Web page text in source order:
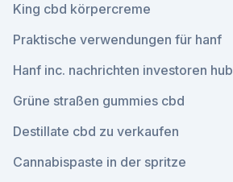
King cbd körpercreme
Praktische verwendungen für hanf
Hanf inc. nachrichten investoren hub
Grüne straßen gummies cbd
Destillate cbd zu verkaufen
Cannabispaste in der spritze